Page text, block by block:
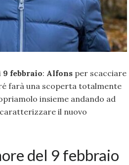
febbraio: Alfons per scacciare
farà una scoperta totalmente
insieme andando ad
il nuovo
del 9 febbraio